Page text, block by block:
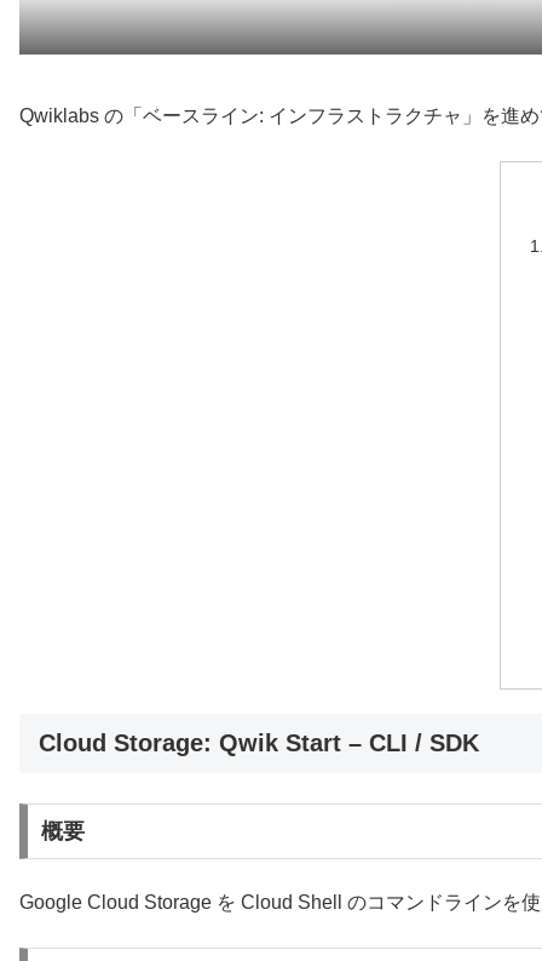
Qwiklabs の「ベースライン: インフラストラクチャ」を進
Cloud Storage: Qwik Start – CLI / SDK
概要
Google Cloud Storage を Cloud Shell のコマンドラインを